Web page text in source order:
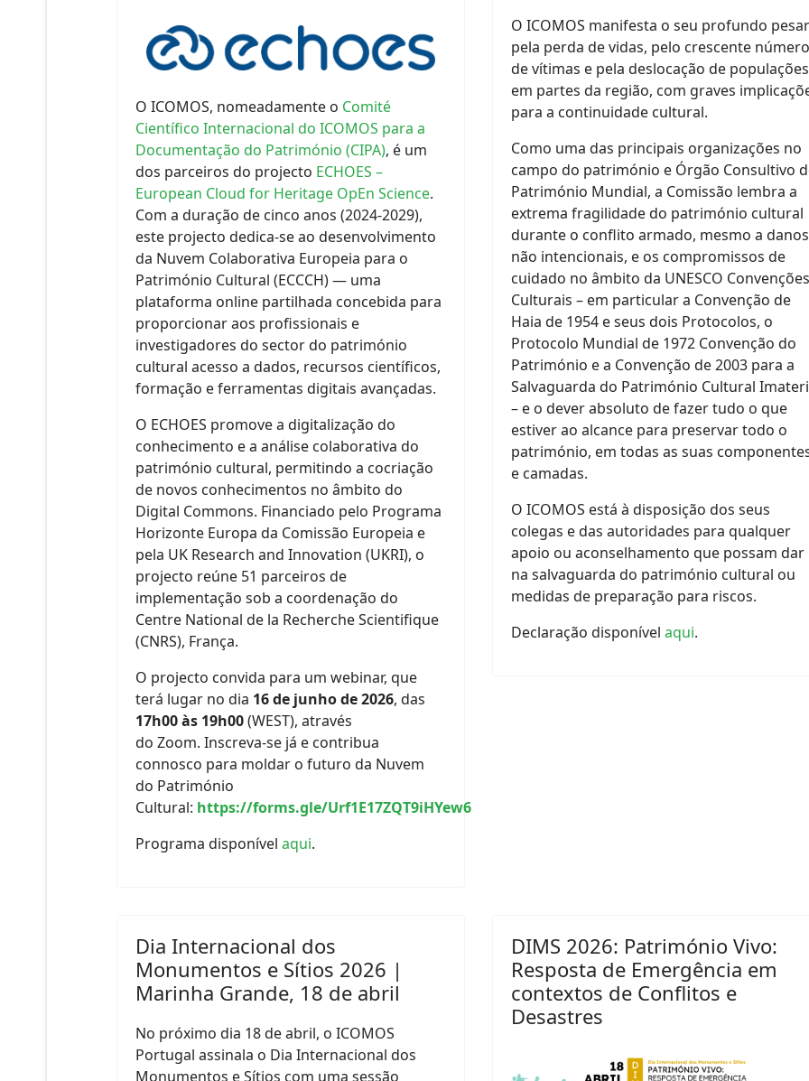
O ICOMOS, nomeadamente o Comité
Científico Internacional do ICOMOS para a
Documentação do Património (CIPA), é um
dos parceiros do projecto ECHOES –
European Cloud for Heritage OpEn Science.
Com a duração de cinco anos (2024-2029),
este projecto dedica-se ao desenvolvimento
da Nuvem Colaborativa Europeia para o
Património Cultural (ECCCH) — uma
plataforma online partilhada concebida para
proporcionar aos profissionais e
investigadores do sector do património
cultural acesso a dados, recursos científicos,
formação e ferramentas digitais avançadas.
O ECHOES promove a digitalização do
conhecimento e a análise colaborativa do
património cultural, permitindo a cocriação
de novos conhecimentos no âmbito do
Digital Commons. Financiado pelo Programa
Horizonte Europa da Comissão Europeia e
pela UK Research and Innovation (UKRI), o
projecto reúne 51 parceiros de
implementação sob a coordenação do
Centre National de la Recherche Scientifique
(CNRS), França.
O projecto convida para um webinar, que
terá lugar no dia 16 de junho de 2026, das
17h00 às 19h00(WEST), através
do Zoom. Inscreva-se já e contribua
connosco para moldar o futuro da Nuvem
do Património
Cultural: https://forms.gle/Urf1E17ZQT9iHYew6
Programa disponível aqui.
O ICOMOS manifesta o seu profundo pesar
pela perda de vidas, pelo crescente número
de vítimas e pela deslocação de populações
em partes da região, com graves
para a continuidade cultural.
Como uma das principais organizações no
campo do património e Órgão Consultivo
Património Mundial, a Comissão lembra a
extrema fragilidade do património cultural
durante o conflito armado, mesmo a danos
não intencionais, e os compromissos de
cuidado no âmbito da UNESCO Convenções
Culturais – em particular a Convenção de
Haia de 1954 e seus dois Protocolos, o
Protocolo Mundial de 1972 Convenção do
Património e a Convenção de 2003 para a
Salvaguarda do Património Cultural
– e o dever absoluto de fazer tudo o que
estiver ao alcance para preservar todo o
património, em todas as suas
e camadas.
O ICOMOS está à disposição dos seus
colegas e das autoridades para qualquer
apoio ou aconselhamento que possam dar
na salvaguarda do património cultural ou
medidas de preparação para riscos.
Declaração disponível aqui.
Dia Internacional dos
Monumentos e Sítios 2026 |
Marinha Grande, 18 de abril
No próximo dia 18 de abril, o ICOMOS
Portugal assinala o Dia Internacional dos
Monumentos e Sítios com uma sessão
DIMS 2026: Património Vivo:
Resposta de Emergência em
contextos de Conflitos e
Desastres